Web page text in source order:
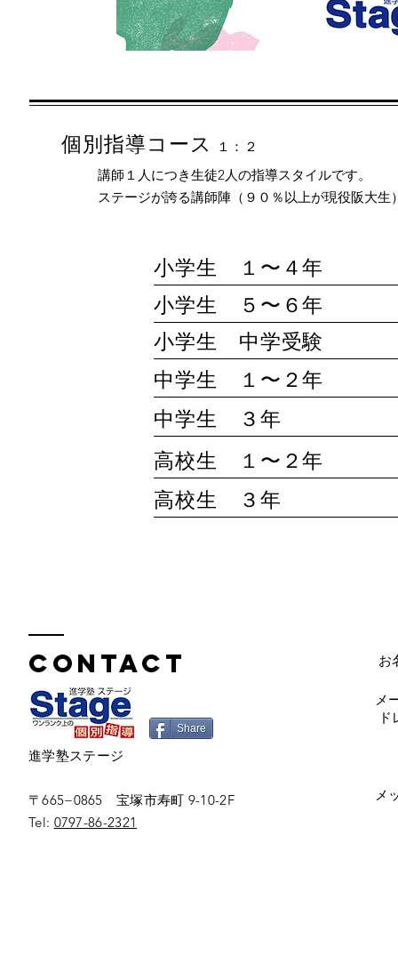
１：２
個別指導コース
講師１人につき生徒2人の指導スタイルです。
ステージが誇る講師陣（９０％以上が現役阪大生
​小学生 １〜４年
​小学生 ５〜６年
小学生 中学受験
中学生 １〜２年
中学生 ３年
高校生 １〜２年
高校生 ３年
Contact
Share
進学塾ステージ
〒665−0865 宝塚市寿町 9-10-2F
Tel: 0797-86-2321
お
メ
メ